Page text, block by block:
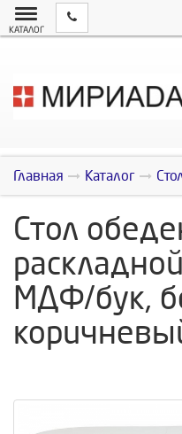
КАТАЛОГ
Главная Каталог
Стол
МДФ/бук,